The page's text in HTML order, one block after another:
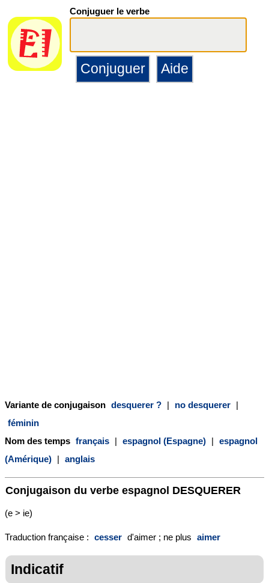
Conjuguer le verbe
Variante de conjugaison desquerer ? | no desquerer |
féminin
Nom des temps français | espagnol (Espagne) | espagnol
(Amérique) | anglais
Conjugaison du verbe espagnol DESQUERER
(e > ie)
Traduction française : cesser d'aimer ; ne plus aimer
Indicatif